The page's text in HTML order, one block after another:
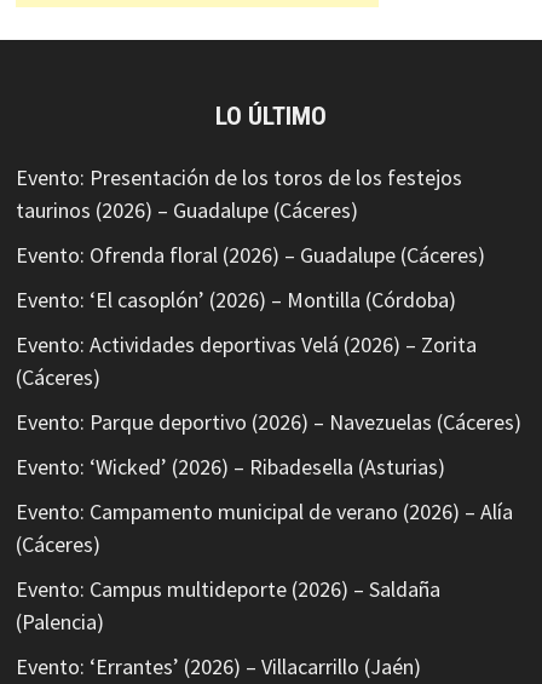
LO ÚLTIMO
Evento: Presentación de los toros de los festejos
taurinos (2026) – Guadalupe (Cáceres)
Evento: Ofrenda floral (2026) – Guadalupe (Cáceres)
Evento: ‘El casoplón’ (2026) – Montilla (Córdoba)
Evento: Actividades deportivas Velá (2026) – Zorita
(Cáceres)
Evento: Parque deportivo (2026) – Navezuelas (Cáceres)
Evento: ‘Wicked’ (2026) – Ribadesella (Asturias)
Evento: Campamento municipal de verano (2026) – Alía
(Cáceres)
Evento: Campus multideporte (2026) – Saldaña
(Palencia)
Evento: ‘Errantes’ (2026) – Villacarrillo (Jaén)